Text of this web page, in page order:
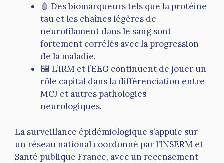
🩸 Des biomarqueurs tels que la protéine
tau et les chaînes légères de
neurofilament dans le sang sont
fortement corrélés avec la progression
de la maladie.
🖼️ L’IRM et l’EEG continuent de jouer un
rôle capital dans la différenciation entre
MCJ et autres pathologies
neurologiques.
La surveillance épidémiologique s’appuie sur
un réseau national coordonné par l’INSERM et
Santé publique France, avec un recensement